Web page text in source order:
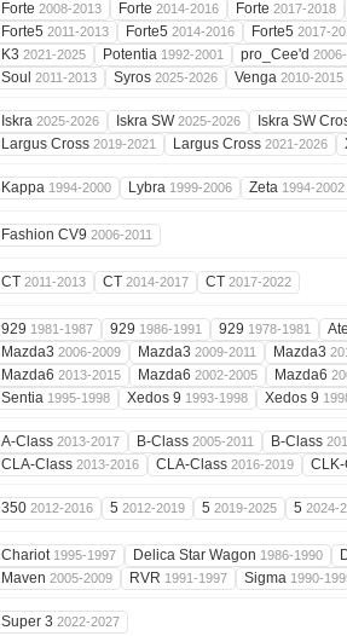
Forte 2008-2013 Forte 2014-2016 Forte 2017-2018
Forte5 2011-2013 Forte5 2014-2016 Forte5 2017-
K3 2021-2025 Potentia 1992-2001 pro_Cee'd
Soul 2011-2013 Syros 2025-2026 Venga 2010-2015
Iskra 2025-2026 Iskra SW2025-2026
Iskra SW
Largus Cross 2019-2021 Largus Cross 2021-2026
Kappa 1994-2000 Lybra 1999-2006 Zeta 1994-2002
Fashion CV9 2006-2011
CT 2011-2013 CT 2014-2017 CT 2017-2022
929 1981-1987 929 1986-1991 929 1978-1981
Mazda3 2006-2009 Mazda3 2009-2011 Mazda3
Mazda6 2013-2015 Mazda6 2002-2005 Mazda6
Sentia 1995-1998 Xedos 9 1993-1998 Xedos 9
A-Class 2013-2017 B-Class 2005-2011 B-Class
CLA-Class 2013-2016 CLA-Class 2016-2019
350 2012-2016 5 2012-2019 5 2019-2025 5 2024-
Chariot 1995-1997 Delica Star Wagon 1986-1990
Maven 2005-2009 RVR 1991-1997 Sigma 1990-
Super 3 2022-2027